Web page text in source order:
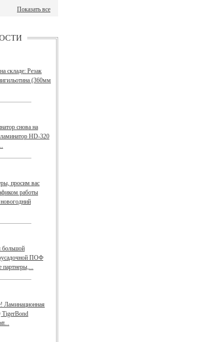
Показать все
складе: Резак
(360мм
снова на
HD-320
просим вас
работы
большой
ПОФ
партнеры,...
Ламинационная
TigerBond